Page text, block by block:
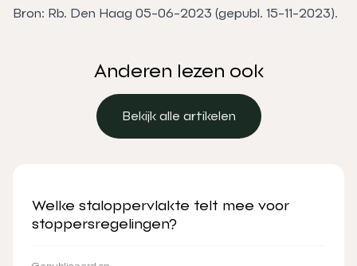
Bron: Rb. Den Haag 05-06-2023 (gepubl. 15-11-2023).
Anderen lezen ook
Bekijk alle artikelen
Welke staloppervlakte telt mee voor
stoppersregelingen?